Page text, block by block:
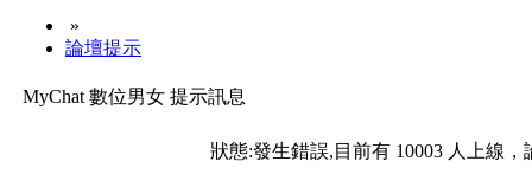
»
論壇提示
MyChat 數位男女 提示訊息
狀態:發生錯誤,目前有 10003 人上線